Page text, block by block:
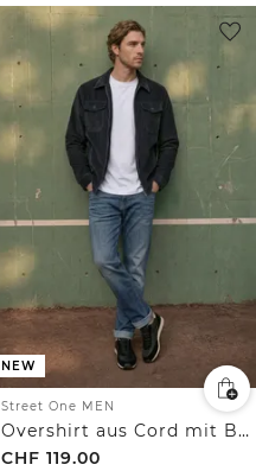
NEW
Street One MEN
Overshirt aus Cord mit Brusttaschen
CHF 119.00